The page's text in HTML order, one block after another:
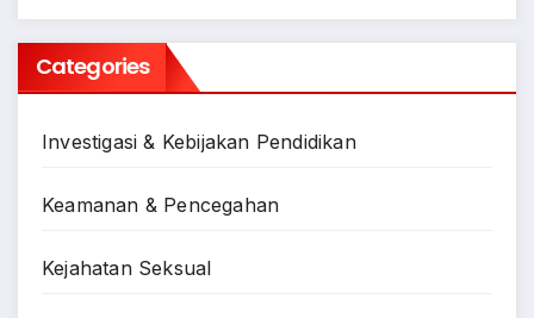
Categories
Investigasi & Kebijakan Pendidikan
Keamanan & Pencegahan
Kejahatan Seksual